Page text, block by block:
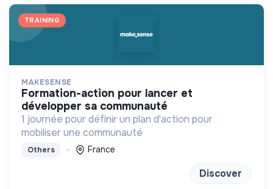
TRAINING
MAKESENSE
formation-action pour lancer et
développer sa communauté
1 journée pour définir un plan d'action pour
mobiliser une communauté
Others France
Discover